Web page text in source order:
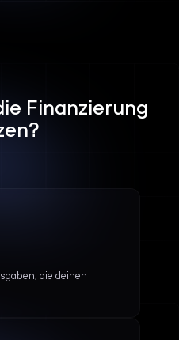
Finanzierung
die deinen